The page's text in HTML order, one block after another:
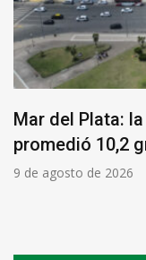
Mar del Plata:
promedió 10,2
9 de agosto de 2026